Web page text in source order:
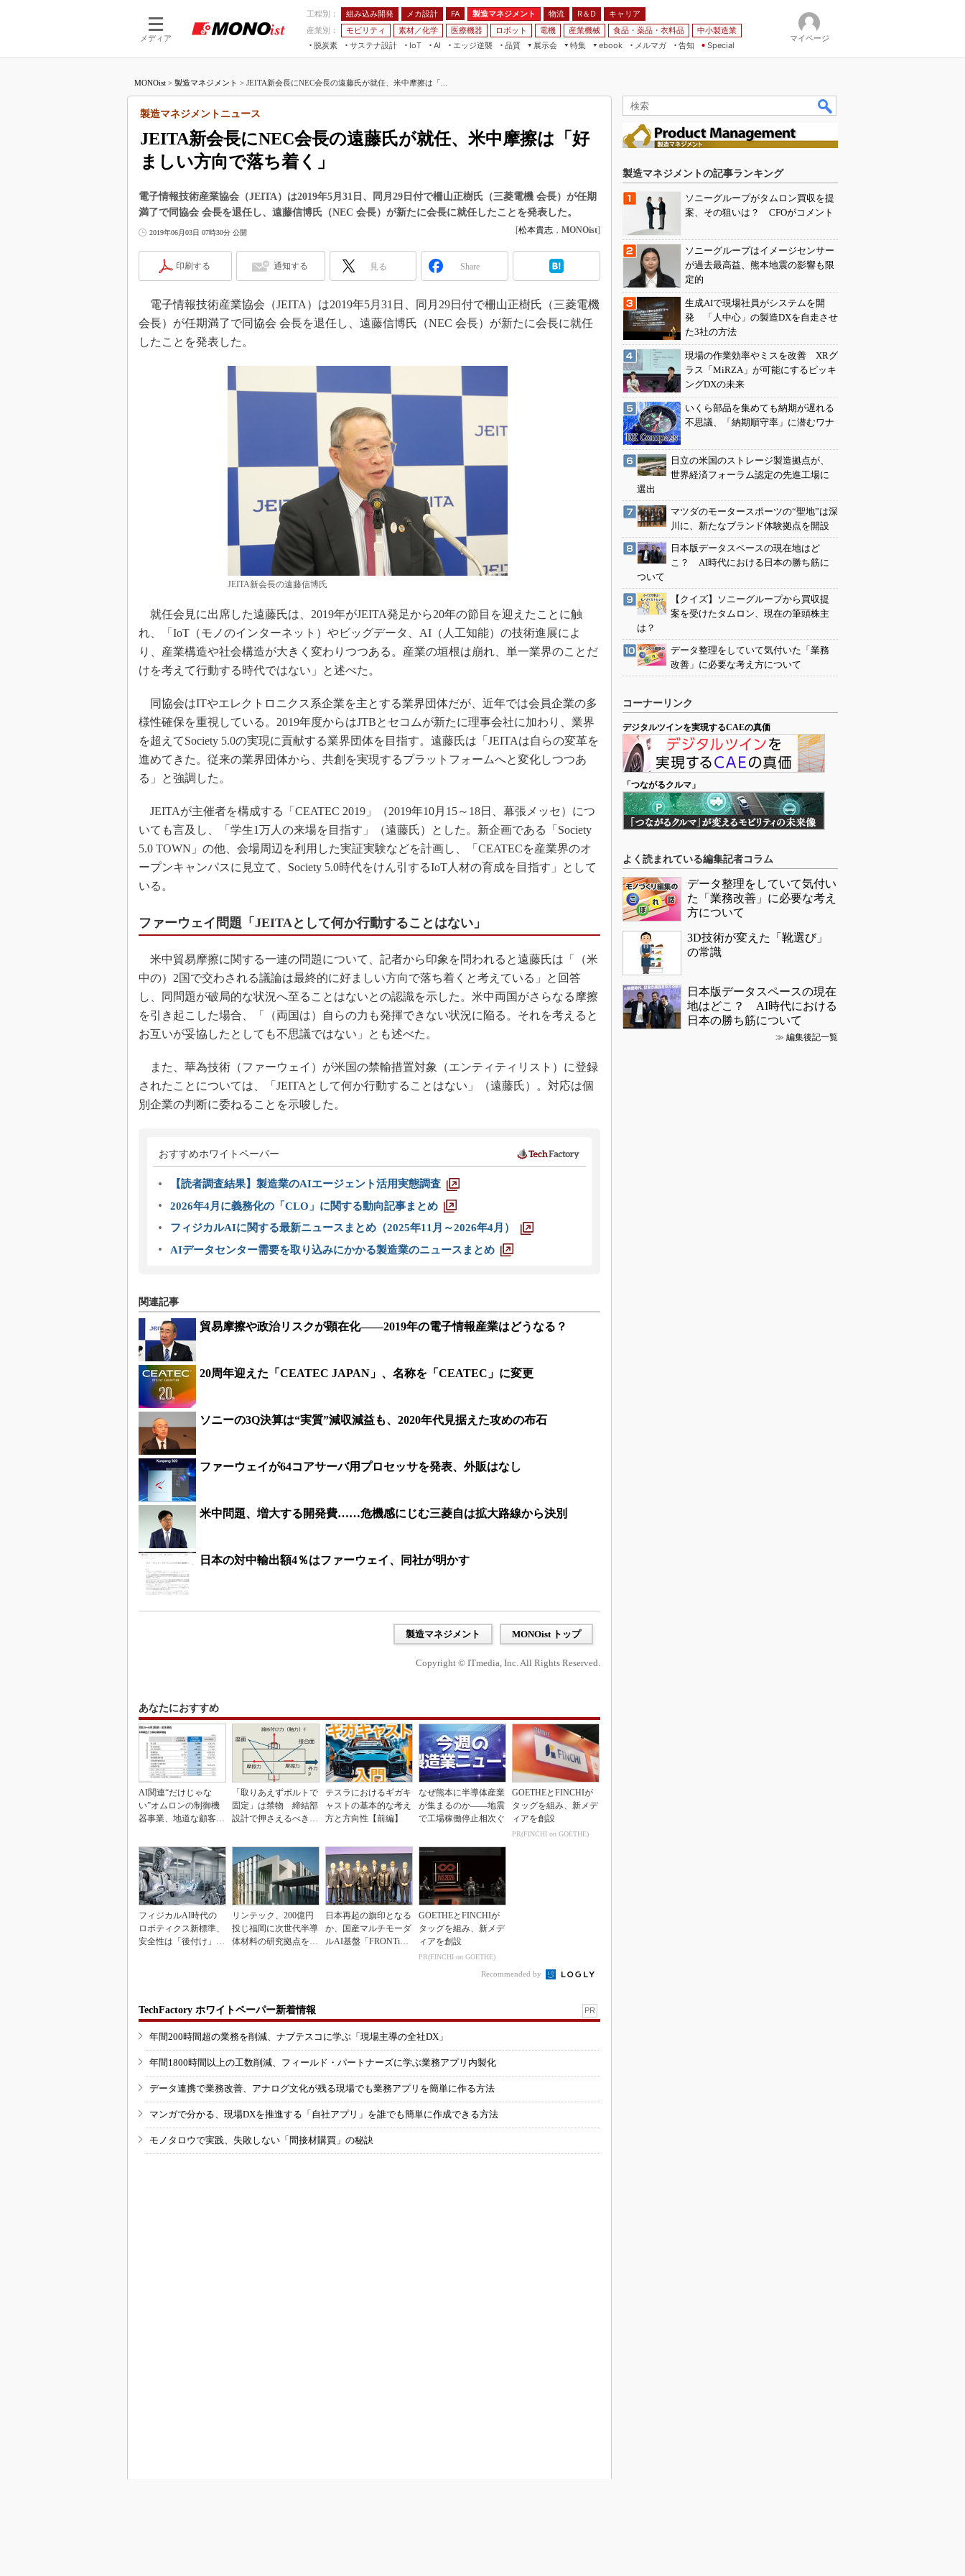
メディア
工程別： 組み込み開発 メカ設計 FA 製造マネジメント 物流 R＆D
キャリア
産業別：
モビリティ 素材／化学 医療機器 ロボット 電機 産業機械 食品・薬品・衣料品
中小製造業
脱炭素
サステナ設計
IoT
つながる工場
AI
AI×設備保全
エッジ逆襲 品質
展示会
JIMTOF
IIFES
TECHNO-FRONTIER
EdgeTech+
特集
つながるクルマ
VR／AR
フィールドサービス
組み込み画像技術
組み込みモデリング
車載ソフト開発
ISO26262
無償設計ツール
3Dプリンタ
インダストリー4.0
イノベーション
製造業ビッグデータ
メイドインジャパン
知財マネジメント
海外生産
グローバル設計・開発
制御セキュリティ
ebook
メルマガ
告知 Special
マイページ
MONOist > 製造マネジメント > JEITA新会長にNEC会長の遠藤氏が就任、米中摩擦は「...
JEITA新会長にNEC会長の遠藤氏が就任、米中摩擦は「好
ましい方向で落ち着く」
製造マネジメントニュース
電子情報技術産業協会（JEITA）は2019年5月31日、同月29日付で柵山正樹氏（三菱電機 会長）が任期
満了で同協会 会長を退任し、遠藤信博氏（NEC 会長）が新たに会長に就任したことを発表した。
2019年06月03日 07時30分 公開 [松本貴志 ， MONOist]
印刷する 通知する 見る Share
電子情報技術産業協会（JEITA）は2019年5月31日、同月29日付で柵山正樹氏（三菱電機
会長）が任期満了で同協会 会長を退任し、遠藤信博氏（NEC 会長）が新たに会長に就任
したことを発表した。
JEITA新会長の遠藤信博氏
就任会見に出席した遠藤氏は、2019年がJEITA発足から20年の節目を迎えたことに触
れ、「IoT（モノのインターネット）やビッグデータ、AI（人工知能）の技術進展によ
り、産業構造や社会構造が大きく変わりつつある。産業の垣根は崩れ、単一業界のことだ
けを考えて行動する時代ではない」と述べた。
同協会はITやエレクトロニクス系企業を主とする業界団体だが、近年では会員企業の多
様性確保を重視している。2019年度からはJTBとセコムが新たに理事会社に加わり、業界
を超えてSociety 5.0の実現に貢献する業界団体を目指す。遠藤氏は「JEITAは自らの変革を
進めてきた。従来の業界団体から、共創を実現するプラットフォームへと変化しつつあ
る」と強調した。
JEITAが主催者を構成する「CEATEC 2019」（2019年10月15～18日、幕張メッセ）につ
いても言及し、「学生1万人の来場を目指す」（遠藤氏）とした。新企画である「Society
5.0 TOWN」の他、会場周辺を利用した実証実験などを計画し、「CEATECを産業界のオ
ープンキャンパスに見立て、Society 5.0時代をけん引するIoT人材の育成を目指す」として
いる。
ファーウェイ問題「JEITAとして何か行動することはない」
米中貿易摩擦に関する一連の問題について、記者から印象を問われると遠藤氏は「（米
中の）2国で交わされる議論は最終的に好ましい方向で落ち着くと考えている」と回答
し、同問題が破局的な状況へ至ることはないとの認識を示した。米中両国がさらなる摩擦
を引き起こした場合、「（両国は）自らの力も発揮できない状況に陥る。それを考えると
お互いが妥協したとしても不思議ではない」とも述べた。
また、華為技術（ファーウェイ）が米国の禁輸措置対象（エンティティリスト）に登録
されたことについては、「JEITAとして何か行動することはない」（遠藤氏）。対応は個
別企業の判断に委ねることを示唆した。
おすすめホワイトペーパー
【読者調査結果】製造業のAIエージェント活用実態調査
2026年4月に義務化の「CLO」に関する動向記事まとめ
フィジカルAIに関する最新ニュースまとめ（2025年11月～2026年4月）
AIデータセンター需要を取り込みにかかる製造業のニュースまとめ
関連記事
貿易摩擦や政治リスクが顕在化――2019年の電子情報産業はどうなる？
20周年迎えた「CEATEC JAPAN」、名称を「CEATEC」に変更
ソニーの3Q決算は“実質”減収減益も、2020年代見据えた攻めの布石
ファーウェイが64コアサーバ用プロセッサを発表、外販はなし
米中問題、増大する開発費……危機感にじむ三菱自は拡大路線から決別
日本の対中輸出額4％はファーウェイ、同社が明かす
製造マネジメント MONOist トップ
Copyright © ITmedia, Inc. All Rights Reserved.
あなたにおすすめ
AI関連“だけじゃな
い”オムロンの制御機
器事業、地道な顧客基
「取りあえずボルトで
固定」は禁物 締結部
設計で押さえるべき基
テスラにおけるギガキ
ャストの基本的な考え
方と方向性【前編】
なぜ熊本に半導体産業
が集まるのか――地震
で工場稼働停止相次ぐ
GOETHEとFINCHIが
タッグを組み、新メデ
ィアを創設
PR(FINCHI on GOETHE)
フィジカルAI時代の
ロボティクス新標準、
安全性は「後付け」で
リンテック、200億円
投じ福岡に次世代半導
体材料の研究拠点を開
日本再起の旗印となる
か、国産マルチモーダ
ルAI基盤「FRONTi
GOETHEとFINCHIが
タッグを組み、新メデ
ィアを創設
PR(FINCHI on GOETHE)
Recommended by
TechFactory ホワイトペーパー新着情報 PR
年間200時間超の業務を削減、ナブテスコに学ぶ「現場主導の全社DX」
年間1800時間以上の工数削減、フィールド・パートナーズに学ぶ業務アプリ内製化
データ連携で業務改善、アナログ文化が残る現場でも業務アプリを簡単に作る方法
マンガで分かる、現場DXを推進する「自社アプリ」を誰でも簡単に作成できる方法
モノタロウで実践、失敗しない「間接材購買」の秘訣
製造マネジメントの記事ランキング
ソニーグループがタムロン買収を提
案、その狙いは？ CFOがコメント
ソニーグループはイメージセンサー
が過去最高益、熊本地震の影響も限
定的
生成AIで現場社員がシステムを開
発 「人中心」の製造DXを自走させ
た3社の方法
現場の作業効率やミスを改善 XRグ
ラス「MiRZA」が可能にするピッキ
ングDXの未来
いくら部品を集めても納期が遅れる
不思議、「納期順守率」に潜むワナ
日立の米国のストレージ製造拠点が、
世界経済フォーラム認定の先進工場に
選出
マツダのモータースポーツの“聖地”は深
川に、新たなブランド体験拠点を開設
日本版データスペースの現在地はど
こ？ AI時代における日本の勝ち筋に
ついて
【クイズ】ソニーグループから買収提
案を受けたタムロン、現在の筆頭株主
は？
データ整理をしていて気付いた「業務
改善」に必要な考え方について
コーナーリンク
デジタルツインを実現するCAEの真価
「つながるクルマ」
よく読まれている編集記者コラム
データ整理をしていて気付い
た「業務改善」に必要な考え
方について
3D技術が変えた「靴選び」
の常識
日本版データスペースの現在
地はどこ？ AI時代における
日本の勝ち筋について
≫ 編集後記一覧